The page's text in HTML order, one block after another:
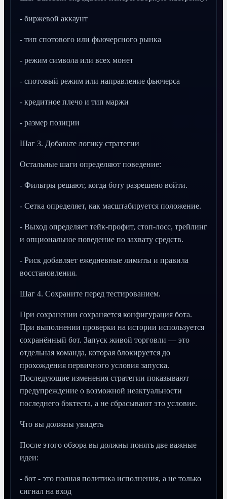
- биржевой аккаунт
- тип спотового или фьючерсного рынка
- режим символа или всех монет
- спотовый режим или направление фьючерса
- кредитное плечо и тип маржи
- размер позиции
Шаг 3. Добавьте логику стратегии
Остальные шаги определяют поведение:
- Фильтры решают, когда боту разрешено войти.
- Сетка определяет, как масштабируется положение.
- Выход определяет тейк-профит, стоп-лосс, трейлинг
и опциональное поведение по захвату средств.
- Риск добавляет ежедневные лимиты и правила
восстановления.
Шаг 4. Сохраните перед тестированием.
При сохранении сохраняется конфигурация бота.
При выполнении проверки на истории используется
сохранённый бот. Запуск живой торговли — это
отдельная команда, которая блокируется до
прохождения первичного условия запуска.
Последующие изменения стратегии показывают
предупреждение о возможной неактуальности
последнего бэктеста, а не сбрасывают это условие.
Что вы должны увидеть
После этого обзора вы должны понять две важные
идеи:
- бот - это полная политика исполнения, а не только
сигнал на вход